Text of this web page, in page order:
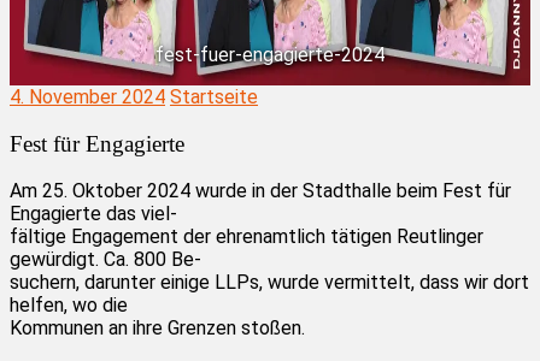
fest-fuer-engagierte-2024
4. November 2024 Startseite
Fest für Engagierte
Am 25. Oktober 2024 wurde in der Stadthalle beim Fest für
Engagierte das viel-
fältige Engagement der ehrenamtlich tätigen Reutlinger
gewürdigt. Ca. 800 Be-
suchern, darunter einige LLPs, wurde vermittelt, dass wir dort
helfen, wo die
Kommunen an ihre Grenzen stoßen.